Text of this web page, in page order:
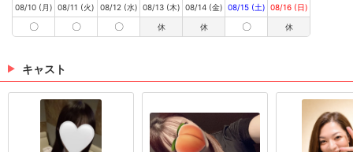
08/10 (月)
〇
08/11 (火)
〇
08/12 (水)
〇
08/13 (木)
休
08/14 (金)
休
08/15 (土)
〇
08/16 (日)
休
キャスト